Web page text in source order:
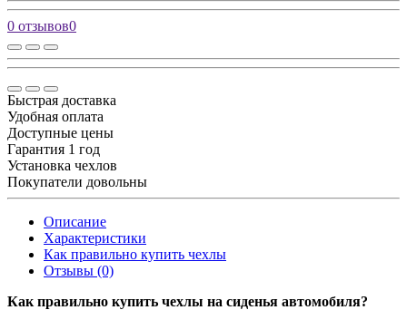
0 отзывов0
Быстрая доставка
Удобная оплата
Доступные цены
Гарантия 1 год
Установка чехлов
Покупатели довольны
Описание
Характеристики
Как правильно купить чехлы
Отзывы (0)
Как правильно купить чехлы на сиденья автомобиля?